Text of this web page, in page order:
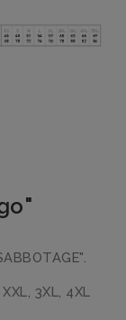
3XL, 4XL